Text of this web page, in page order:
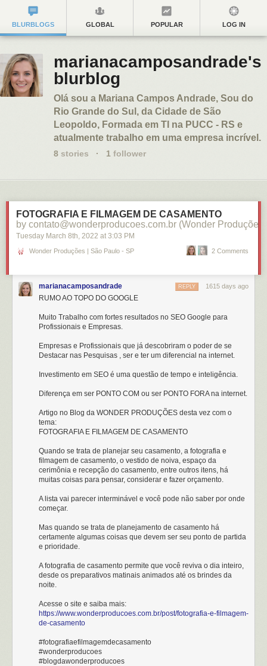
BLURBLOGS GLOBAL POPULAR LOG IN
marianacamposandrade's
blurblog
Olá sou a Mariana Campos Andrade, Sou do
Rio Grande do Sul, da Cidade de São
Leopoldo, Formada em TI na PUCC - RS e
atualmente trabalho em uma empresa incrível.
8 stories · 1 follower
FOTOGRAFIA E FILMAGEM DE CASAMENTO
by contato@wonderproducoes.com.br (Wonder Produções)
Tuesday March 8th, 2022 at 3:03 PM
Wonder Produções | São Paulo - SP 2 Comments
marianacamposandrade 1615 days ago
REPLY
RUMO AO TOPO DO GOOGLE
Muito Trabalho com fortes resultados no SEO Google para
Profissionais e Empresas.
Empresas e Profissionais que já descobriram o poder de se
Destacar nas Pesquisas , ser e ter um diferencial na internet.
Investimento em SEO é uma questão de tempo e inteligência.
Diferença em ser PONTO COM ou ser PONTO FORA na internet.
Artigo no Blog da WONDER PRODUÇÕES desta vez com o
tema:
FOTOGRAFIA E FILMAGEM DE CASAMENTO
Quando se trata de planejar seu casamento, a fotografia e
filmagem de casamento, o vestido de noiva, espaço da
cerimônia e recepção do casamento, entre outros itens, há
muitas coisas para pensar, considerar e fazer orçamento.
A lista vai parecer interminável e você pode não saber por onde
começar.
Mas quando se trata de planejamento de casamento há
certamente algumas coisas que devem ser seu ponto de partida
e prioridade.
A fotografia de casamento permite que você reviva o dia inteiro,
desde os preparativos matinais animados até os brindes da
noite.
Acesse o site e saiba mais:
https://www.wonderproducoes.com.br/post/fotografia-e-filmagem-
de-casamento
#fotografiaefilmagemdecasamento
#wonderproducoes
#blogdawonderproducoes